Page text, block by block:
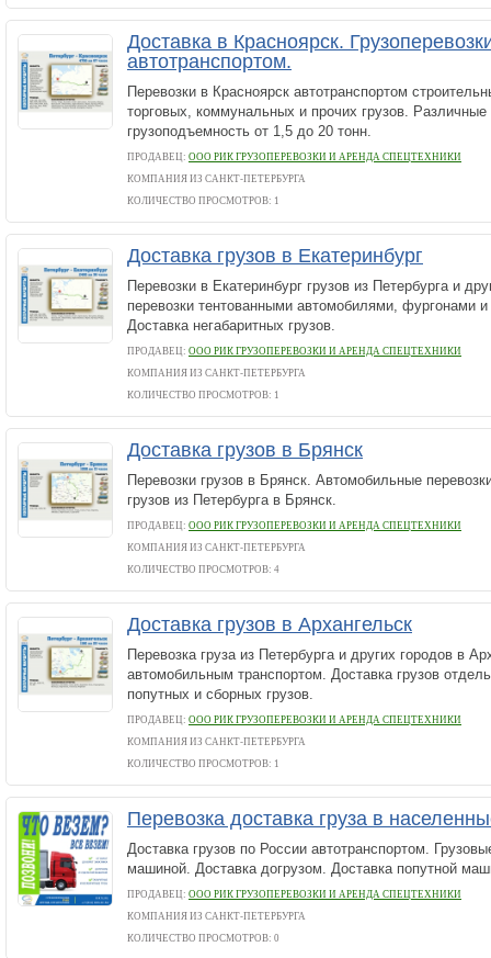
Доставка в Красноярск.
автотранспортом.
Перевозки в Красноярск автотранспортом
торговых, коммунальных и прочих грузов.
грузоподъемность от 1,5 до 20 тонн.
ПРОДАВЕЦ: ООО РИК ГРУЗОПЕРЕВОЗКИ И АРЕНДА СПЕЦТЕХНИКИ
КОМПАНИЯ ИЗ САНКТ-ПЕТЕРБУРГА
КОЛИЧЕСТВО ПРОСМОТРОВ: 1
Доставка грузов в Екатеринбург
Перевозки в Екатеринбург грузов из Петербурга и
перевозки тентованными автомобилями, фургонами
Доставка негабаритных грузов.
ПРОДАВЕЦ: ООО РИК ГРУЗОПЕРЕВОЗКИ И АРЕНДА СПЕЦТЕХНИКИ
КОМПАНИЯ ИЗ САНКТ-ПЕТЕРБУРГА
КОЛИЧЕСТВО ПРОСМОТРОВ: 1
Доставка грузов в Брянск
Перевозки грузов в Брянск. Автомобильные
грузов из Петербурга в Брянск.
ПРОДАВЕЦ: ООО РИК ГРУЗОПЕРЕВОЗКИ И АРЕНДА СПЕЦТЕХНИКИ
КОМПАНИЯ ИЗ САНКТ-ПЕТЕРБУРГА
КОЛИЧЕСТВО ПРОСМОТРОВ: 4
Доставка грузов в Архангельск
Перевозка груза из Петербурга и других городов в
автомобильным транспортом. Доставка грузов
попутных и сборных грузов.
ПРОДАВЕЦ: ООО РИК ГРУЗОПЕРЕВОЗКИ И АРЕНДА СПЕЦТЕХНИКИ
КОМПАНИЯ ИЗ САНКТ-ПЕТЕРБУРГА
КОЛИЧЕСТВО ПРОСМОТРОВ: 1
Перевозка доставка груза в
Доставка грузов по России автотранспортом.
машиной. Доставка догрузом. Доставка попутной
ПРОДАВЕЦ: ООО РИК ГРУЗОПЕРЕВОЗКИ И АРЕНДА СПЕЦТЕХНИКИ
КОМПАНИЯ ИЗ САНКТ-ПЕТЕРБУРГА
КОЛИЧЕСТВО ПРОСМОТРОВ: 0